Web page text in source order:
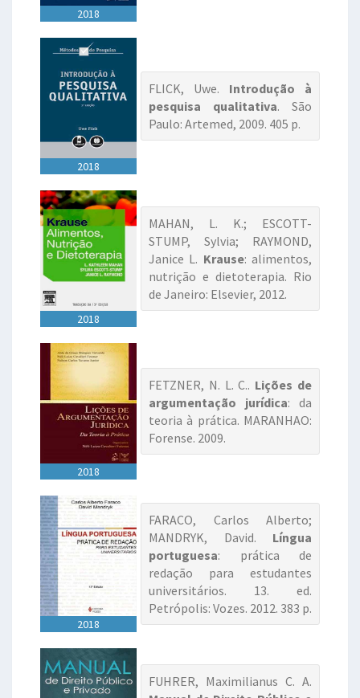
2018
2018
FLICK, Uwe. Introdução à
pesquisa qualitativa. São
Paulo: Artemed, 2009. 405 p.
2018
MAHAN, L. K.; ESCOTT-
STUMP, Sylvia; RAYMOND,
Janice L. Krause: alimentos,
nutrição e dietoterapia. Rio
de Janeiro: Elsevier, 2012.
2018
FETZNER, N. L. C.. Lições de
argumentação jurídica: da
teoria à prática. MARANHAO:
Forense. 2009.
2018
FARACO, Carlos Alberto;
MANDRYK, David. Língua
portuguesa: prática de
redação para estudantes
universitários. 13. ed.
Petrópolis: Vozes. 2012. 383 p.
FUHRER, Maximilianus C. A.